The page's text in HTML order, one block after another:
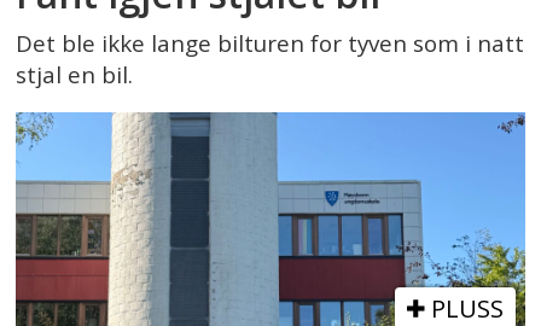
Det ble ikke lange bilturen for tyven som i natt
stjal en bil.
PLUSS